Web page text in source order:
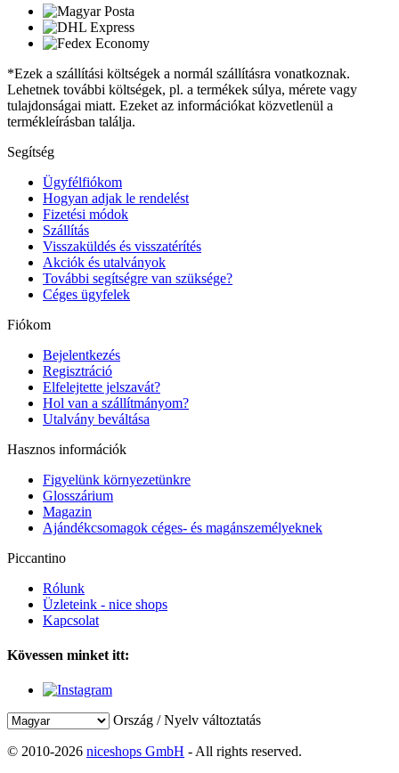
*Ezek a szállítási költségek a normál szállításra vonatkoznak.
Lehetnek további költségek, pl. a termékek súlya, mérete vagy
tulajdonságai miatt. Ezeket az információkat közvetlenül a
termékleírásban találja.
Segítség
Ügyfélfiókom
Hogyan adjak le rendelést
Fizetési módok
Szállítás
Visszaküldés és visszatérítés
Akciók és utalványok
További segítségre van szüksége?
Céges ügyfelek
Fiókom
Bejelentkezés
Regisztráció
Elfelejtette jelszavát?
Hol van a szállítmányom?
Utalvány beváltása
Hasznos információk
Figyelünk környezetünkre
Glosszárium
Magazin
Ajándékcsomagok céges- és magánszemélyeknek
Piccantino
Rólunk
Üzleteink - nice shops
Kapcsolat
Kövessen minket itt:
Ország / Nyelv változtatás
© 2010-2026 niceshops GmbH - All rights reserved.